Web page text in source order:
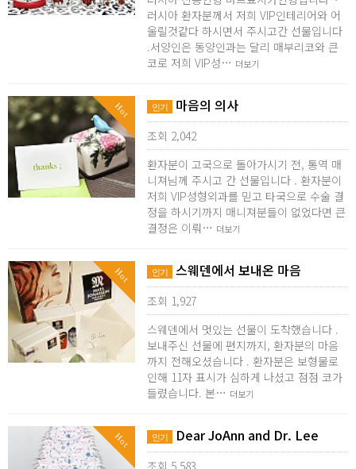
러시아 환자분께서 저희 VIP인테리어와 어
울릴것같다 하시면서 주시고간 선물입니다
.서양인은 동양인과는 달리 매부리코와 큰
코로 저희 VIP성… 더보기
Hot 인기 마음의 의사
조회 2,042
환자분이 고국으로 돌아가시기 전, 통역 매
니져님께 주시고 간 선물입니다 . 환자분이
저희 VIP성형외과를 믿고 타국으로 수술 결
정을 하시기까지 매니져분들이 없었다면 큰
결정은 이뤄… 더보기
Hot 인기 스웨덴에서 보내온 마음
조회 1,927
스웨덴에서 멋있는 선물이 도착했습니다 .
보내주신 선물에 편지까지, 환자분의 마음
까지 전해오셨습니다 . 환자분은 보형물로
인해 11자 표시가 심하게 나셨고 점점 코가
들렸습니다. 본… 더보기
Hot 인기 Dear JoAnn and Dr. Lee
조회 5,583